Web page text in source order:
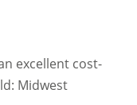
excellent cost-
Midwest